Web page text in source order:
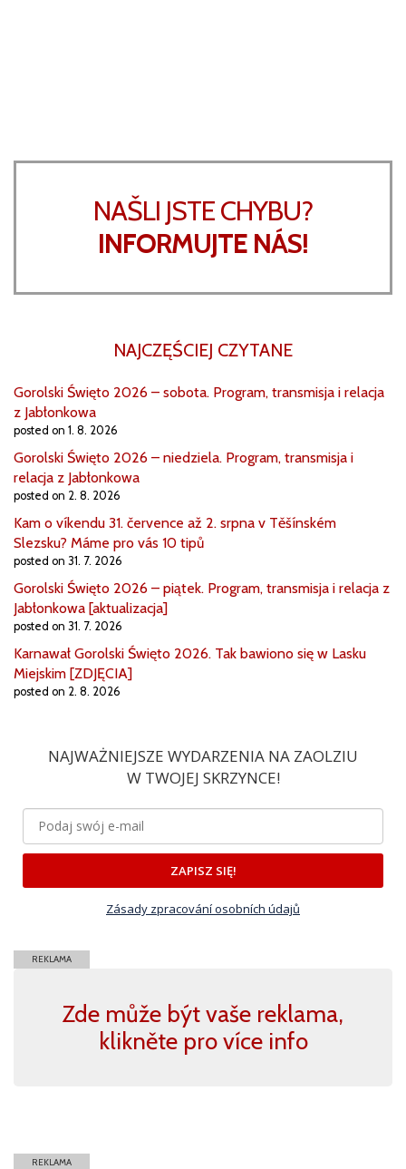
NAŠLI JSTE CHYBU?
INFORMUJTE NÁS!
NAJCZĘŚCIEJ CZYTANE
Gorolski Święto 2026 – sobota. Program, transmisja i relacja
z Jabłonkowa
posted on 1. 8. 2026
Gorolski Święto 2026 – niedziela. Program, transmisja i
relacja z Jabłonkowa
posted on 2. 8. 2026
Kam o víkendu 31. července až 2. srpna v Těšínském
Slezsku? Máme pro vás 10 tipů
posted on 31. 7. 2026
Gorolski Święto 2026 – piątek. Program, transmisja i relacja z
Jabłonkowa [aktualizacja]
posted on 31. 7. 2026
Karnawał Gorolski Święto 2026. Tak bawiono się w Lasku
Miejskim [ZDJĘCIA]
posted on 2. 8. 2026
NAJWAŻNIEJSZE WYDARZENIA NA ZAOLZIU
W TWOJEJ SKRZYNCE!
ZAPISZ SIĘ!
Zásady zpracování osobních údajů
REKLAMA
Zde může být vaše reklama,
klikněte pro více info
REKLAMA